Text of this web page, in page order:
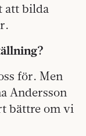
att bilda
för. Men
Andersson
bättre om vi